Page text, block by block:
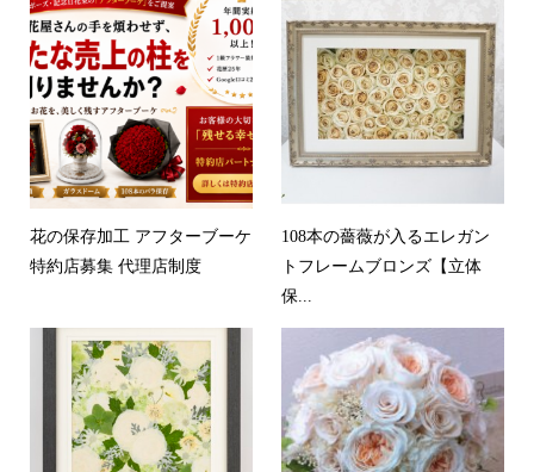
花の保存加工 アフターブーケ
特約店募集 代理店制度
108本の薔薇が入るエレガン
トフレームブロンズ【立体
保...